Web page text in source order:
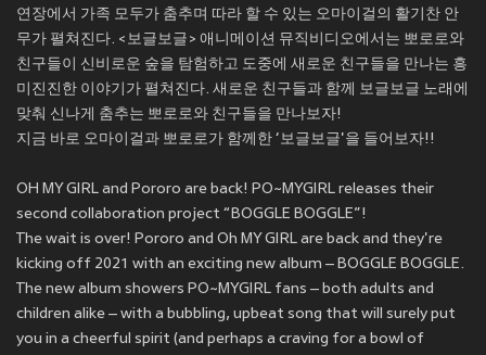
연장에서 가족 모두가 춤추며 따라 할 수 있는 오마이걸의 활기찬 안
무가 펼쳐진다. <보글보글> 애니메이션 뮤직비디오에서는 뽀로로와
친구들이 신비로운 숲을 탐험하고 도중에 새로운 친구들을 만나는 흥
미진진한 이야기가 펼쳐진다. 새로운 친구들과 함께 보글보글 노래에
맞춰 신나게 춤추는 뽀로로와 친구들을 만나보자!
지금 바로 오마이걸과 뽀로로가 함께한 ‘보글보글'을 들어보자!!
OH MY GIRL and Pororo are back! PO~MYGIRL releases their
second collaboration project “BOGGLE BOGGLE”!
The wait is over! Pororo and Oh MY GIRL are back and they're
kicking off 2021 with an exciting new album – BOGGLE BOGGLE.
The new album showers PO~MYGIRL fans – both adults and
children alike – with a bubbling, upbeat song that will surely put
you in a cheerful spirit (and perhaps a craving for a bowl of